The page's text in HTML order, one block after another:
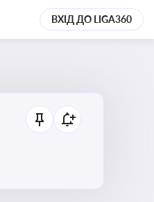
ВХІД ДО LIGA360